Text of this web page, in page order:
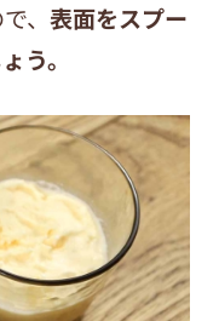
、 表面をスプー
う。